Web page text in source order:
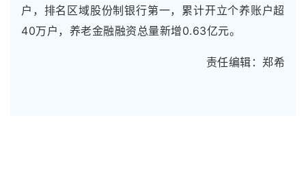
户，排名区域股份制银行第一，累计开立个养账户超
40万户，养老金融融资总量新增0.63亿元。
责任编辑：郑希